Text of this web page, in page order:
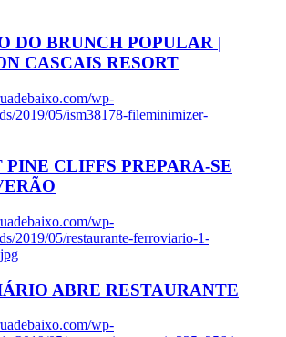
DO BRUNCH POPULAR |
CASCAIS RESORT
wp-
2019/05/ism38178-fileminimizer-
PINE CLIFFS PREPARA-SE
wp-
2019/05/restaurante-ferroviario-1-
ABRE RESTAURANTE
wp-